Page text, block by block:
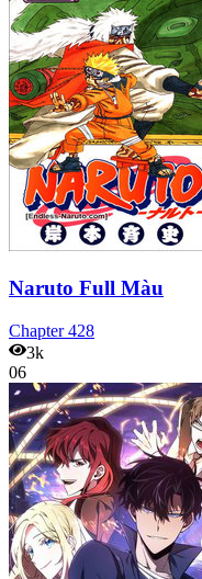
Naruto Full Màu
Chapter428
3k
06